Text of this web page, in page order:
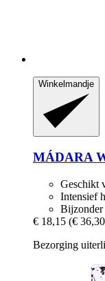
Winkelmandje
MÁDARA
Geschikt
Intensief
Bijzonder
€ 18,15 (€
Bezorging